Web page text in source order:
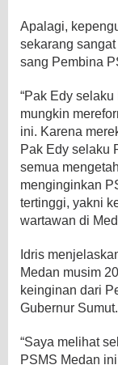
Apalagi,
sekarang
sang Pembina
“Pak Edy
mungkin
ini. Karena
Pak Edy selaku
semua
menginginkan
tertinggi, yakni
wartawan di
Idris
Medan musim
keinginan dari
Gubernur Sumut.
“Saya melihat
PSMS Medan